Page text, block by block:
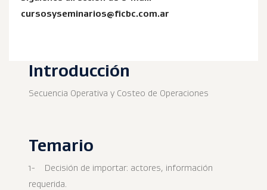
cursosyseminarios@ficbc.com.ar
Introducción
Secuencia Operativa y Costeo de Operaciones
Temario
1- Decisión de importar: actores, información
requerida.